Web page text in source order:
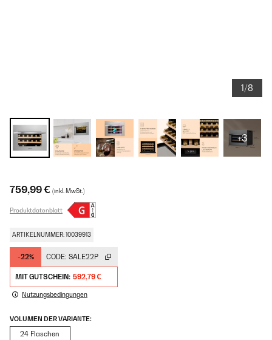
1/8
+3
759,99 € (inkl. MwSt.)
Produktdatenblatt
ARTIKELNUMMER: 10039913
-22% CODE: SALE22P
MIT GUTSCHEIN: 592,79 €
Nutzungsbedingungen
VOLUMEN DER VARIANTE:
24 Flaschen